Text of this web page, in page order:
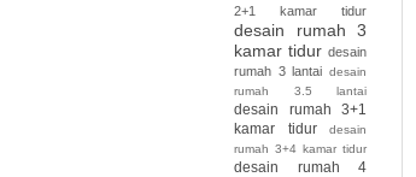
2+1 kamar tidur
desain rumah 3
kamar tidur desain
rumah 3 lantai desain
rumah 3.5 lantai
desain rumah 3+1
kamar tidur
desain
rumah 3+4 kamar tidur
desain rumah 4